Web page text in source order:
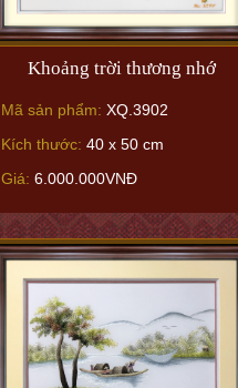
Khoảng trời thương nhớ
Mã sản phẩm: XQ.3902
Kích thước: 40 x 50 cm
Giá: 6.000.000VNĐ